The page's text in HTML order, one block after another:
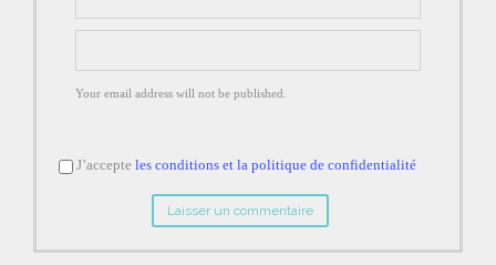
Your email address will not be published.
J’accepte les conditions et la politique de confidentialité